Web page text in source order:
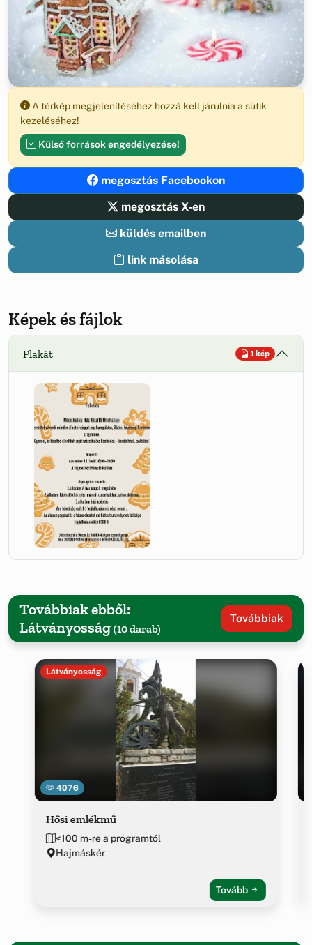
A térkép megjelenítéséhez hozzá kell járulnia a sütik
kezeléséhez!
Külső források engedélyezése!
megosztás Facebookon
megosztás X-en
küldés emailben
link másolása
Képek és fájlok
Plakát 1 kép
Továbbiak ebből:
Látványosság (10 darab)
Továbbiak
4076
Látványosság
Hősi emlékmű
<100 m-re a programtól
Hajmáskér
Tovább